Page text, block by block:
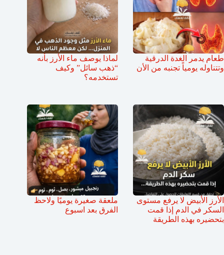
طعام يدمر الغدة الدرقية
وتتناوله يومياً تجنبه من الأن
لماذا يوصف ماء الأرز بأنه
“ذهب سائل” وكيف
تستخدمه؟
الأرز الأبيض لا يرفع مستوى
السكر في الدم إذا قمت
بتحضيره بهذه الطريقة
ملعقة صغيرة يوميًا ولاحظ
الفرق بعد اسبوع